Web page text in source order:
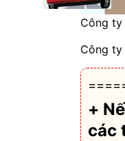
Công ty
Công ty
+
các